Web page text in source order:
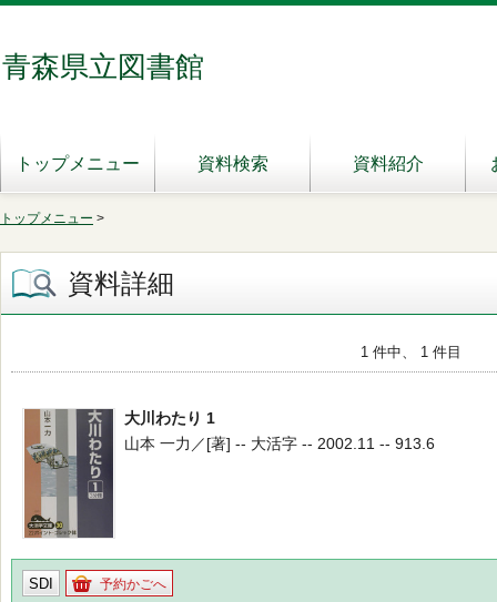
青森県立図書館
トップメニュー 資料検索 資料紹介
トップメニュー >
資料詳細
1 件中、 1 件目
大川わたり 1
山本 一力／[著] -- 大活字 -- 2002.11 -- 913.6
SDI 予約かごへ